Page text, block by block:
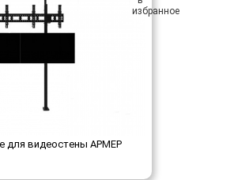
для видеостены АРМЕР